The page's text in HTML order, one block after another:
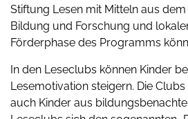
Stiftung Lesen mit Mitteln aus
Bildung und Forschung und
Förderphase des Programms
In den Leseclubs können Kinder
Lesemotivation steigern. Die
auch Kinder aus